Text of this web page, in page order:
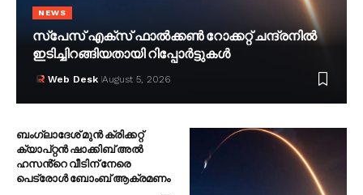
NEWS
സ്പേസ് എക്സ് ഫാൽക്കൺ റോക്കറ്റ് ചന്ദ്രനിൽ
ഇടിച്ചിറങ്ങിയതായി റിപ്പോർട്ടുകൾ
Web Desk August 5, 2026
ബംഗ്ലാദേശ് മുൻ ക്രിക്കറ്റ്
ക്യാപ്റ്റൻ ഷാക്കിബ് അൽ
ഹസൻ്റെ വീടിന് നേരെ
പെട്രോൾ ബോംബ് ആക്രമണം